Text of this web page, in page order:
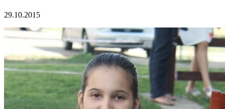
29.10.2015